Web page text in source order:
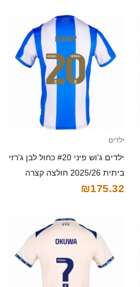
ילדים
ילדים ג'וש פיני #20 כחול לבן ג'רזי
ביתית 2025/26 חולצה קצרה
₪175.32